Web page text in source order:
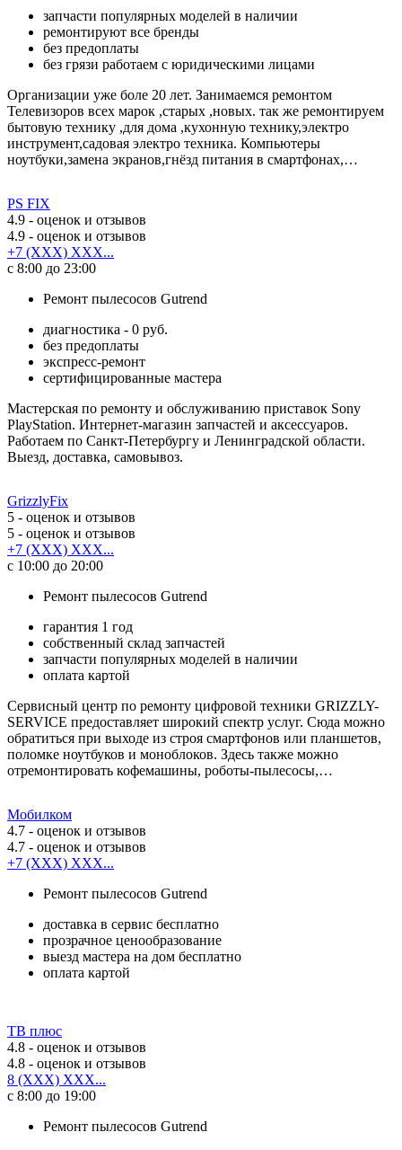
запчасти популярных моделей в наличии
ремонтируют все бренды
без предоплаты
без грязи работаем с юридическими лицами
Организации уже боле 20 лет. Занимаемся ремонтом
Телевизоров всех марок ,старых ,новых. так же ремонтируем
бытовую технику ,для дома ,кухонную технику,электро
инструмент,садовая электро техника. Компьютеры
ноутбуки,замена экранов,гнёзд питания в смартфонах,…
PS FIX
4.9 - оценок и отзывов
4.9 - оценок и отзывов
+7 (XXX) XXX...
с 8:00 до 23:00
Ремонт пылесосов Gutrend
диагностика - 0 руб.
без предоплаты
экспресс-ремонт
сертифицированные мастера
Мастерская по ремонту и обслуживанию приставок Sony
PlayStation. Интернет-магазин запчастей и аксессуаров.
Работаем по Санкт-Петербургу и Ленинградской области.
Выезд, доставка, самовывоз.
GrizzlyFix
5 - оценок и отзывов
5 - оценок и отзывов
+7 (XXX) XXX...
с 10:00 до 20:00
Ремонт пылесосов Gutrend
гарантия 1 год
собственный склад запчастей
запчасти популярных моделей в наличии
оплата картой
Сервисный центр по ремонту цифровой техники GRIZZLY-
SERVICE предоставляет широкий спектр услуг. Сюда можно
обратиться при выходе из строя смартфонов или планшетов,
поломке ноутбуков и моноблоков. Здесь также можно
отремонтировать кофемашины, роботы-пылесосы,…
Мобилком
4.7 - оценок и отзывов
4.7 - оценок и отзывов
+7 (XXX) XXX...
Ремонт пылесосов Gutrend
доставка в сервис бесплатно
прозрачное ценообразование
выезд мастера на дом бесплатно
оплата картой
ТВ плюс
4.8 - оценок и отзывов
4.8 - оценок и отзывов
8 (XXX) XXX...
с 8:00 до 19:00
Ремонт пылесосов Gutrend